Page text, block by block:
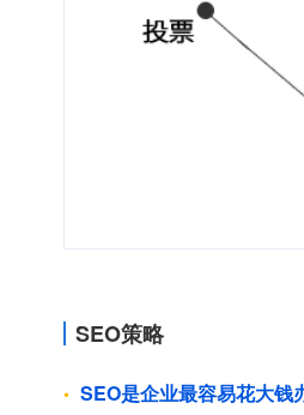
SEO策略
SEO是企业最容易花大钱